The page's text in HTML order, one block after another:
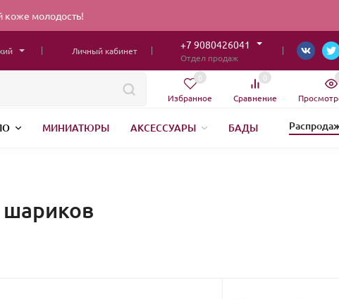
коже молодость!
Личный кабинет +7 9080426041
Отдел продаж
Избранное
0
Сравнение
0
МИНИАТЮРЫ АКСЕССУАРЫ
БАДЫ
шариков